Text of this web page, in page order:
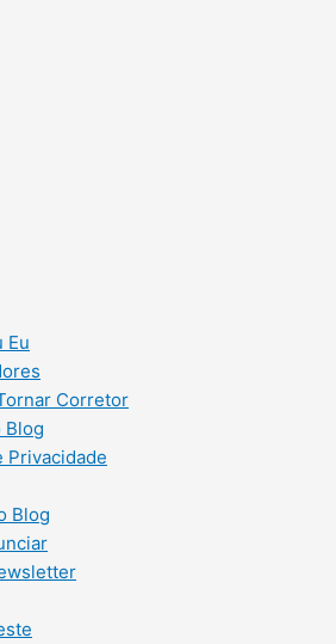
Eu
Corretor
Blog
Privacidade
Blog